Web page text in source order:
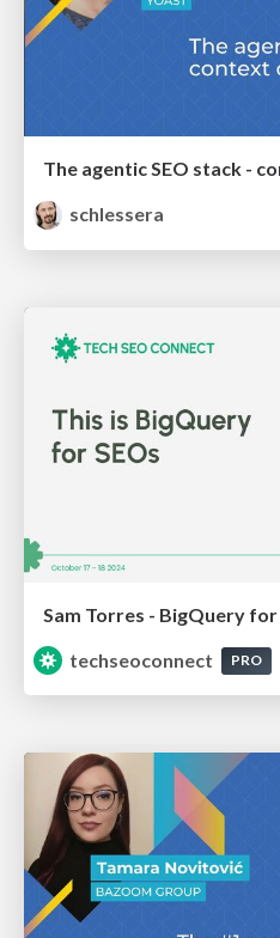
The agentic SEO stack -
schlessera
Sam Torres - BigQuery for
techseoconnect
PRO